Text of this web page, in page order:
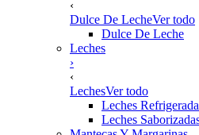
‹
Dulce De LecheVer todo
Dulce De Leche
Leches
›
‹
LechesVer todo
Leches
Leches